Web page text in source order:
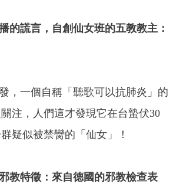
的謊言，自創仙女班的五教教主：
，一個自稱「聽歌可以抗肺炎」的
注，人們這才發現它在台蟄伏30
疑似被禁臠的「仙女」！
教特徵：來自德國的邪教檢查表